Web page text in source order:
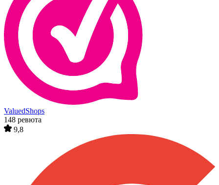
ValuedShops
148 ревюта
9,8